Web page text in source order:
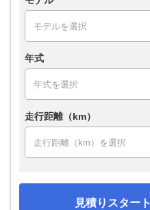
年式
走行距離（km）
見積りスタート